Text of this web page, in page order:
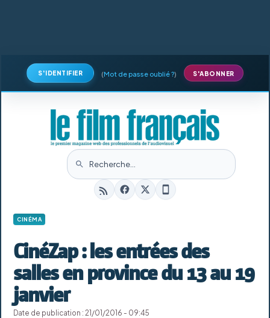
S'IDENTIFIER (Mot de passe oublié ?) S'ABONNER
CINÉMA
CinéZap : les entrées des
salles en province du 13 au 19
janvier
Date de publication : 21/01/2016 - 09:45